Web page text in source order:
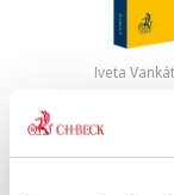
Iveta
340,00 Kč